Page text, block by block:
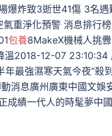
爆炸致3逝世41傷 3名遇
重淨化預警 消息排行
包養8MakeX機械人挑
溫2018-12-07 23:10:34
最強濕寒天氣今夜“
消息廣州廣東中國文
成績一代人的時髦夢中